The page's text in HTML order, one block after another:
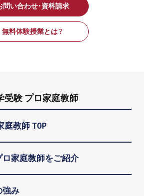
問い合わせ・資料請求
無料体験授業とは？
受験 プロ家庭教師
庭教師 TOP
家庭教師をご紹介
強み